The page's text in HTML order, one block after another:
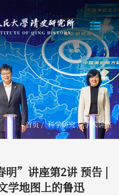
首页/科学研究/学术讲座
明”讲座第2讲 预告 |
学地图上的鲁迅